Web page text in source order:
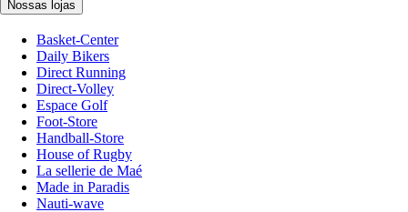
Nossas lojas
Basket-Center
Daily Bikers
Direct Running
Direct-Volley
Espace Golf
Foot-Store
Handball-Store
House of Rugby
La sellerie de Maé
Made in Paradis
Nauti-wave